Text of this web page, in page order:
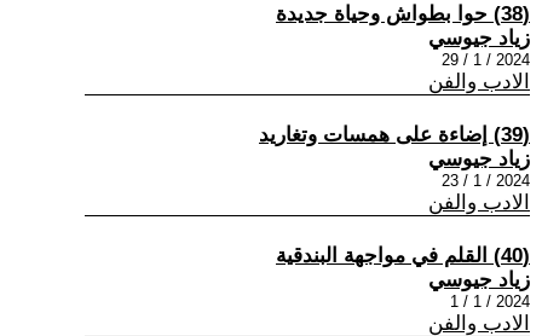
(38) حوا بطواش وحياة جديدة
زياد جيوسي
2024 / 1 / 29
الادب والفن
(39) إضاءة على همسات وتغاريد
زياد جيوسي
2024 / 1 / 23
الادب والفن
(40) القلم في مواجهة البندقية
زياد جيوسي
2024 / 1 / 1
الادب والفن